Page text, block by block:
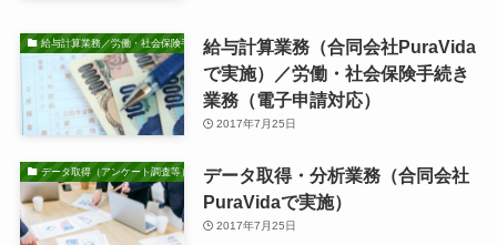
給与計算業務／労働・社会保険手続き業務給与計算業務（合同会社PuraVida
で実施）／労働・社会保険手続き
業務（電子申請対応）
2017年7月25日
データ取得（アンケート調査等）・分析業務データ取得・分析業務（合同会社
PuraVidaで実施）
2017年7月25日